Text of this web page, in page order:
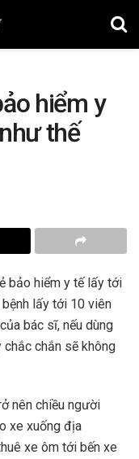
hiểm y
thế
bảo hiểm y tế lấy tới
lấy tới 10 viên
bác sĩ, nếu dùng
chắn sẽ không
nên chiều người
xe xuống địa
xe ôm tới bến xe